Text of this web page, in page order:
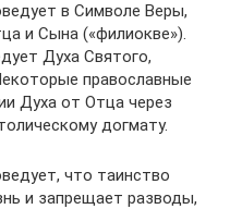
в Символе Веры,
и Сына («филиокве»).
Духа Святого,
православные
Духа от Отца через
догмату.
что таинство
и запрещает разводы,